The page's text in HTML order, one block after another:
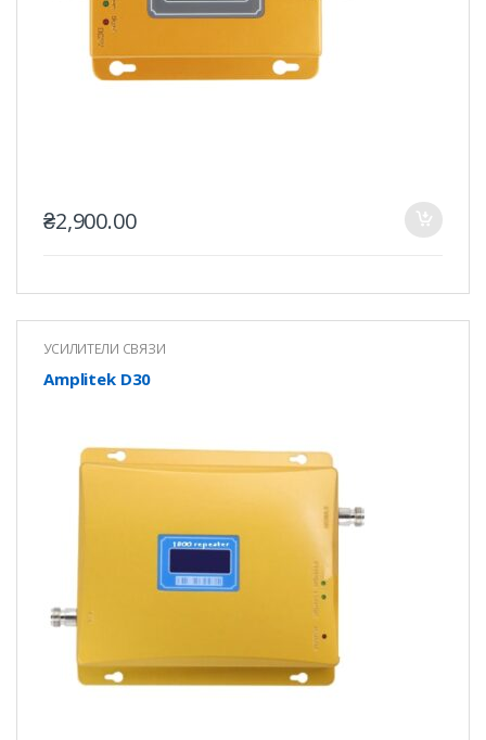
₴2,900.00
УСИЛИТЕЛИ СВЯЗИ
Amplitek D30